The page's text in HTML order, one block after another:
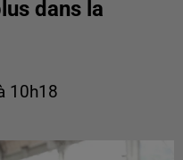
dans la
10h18